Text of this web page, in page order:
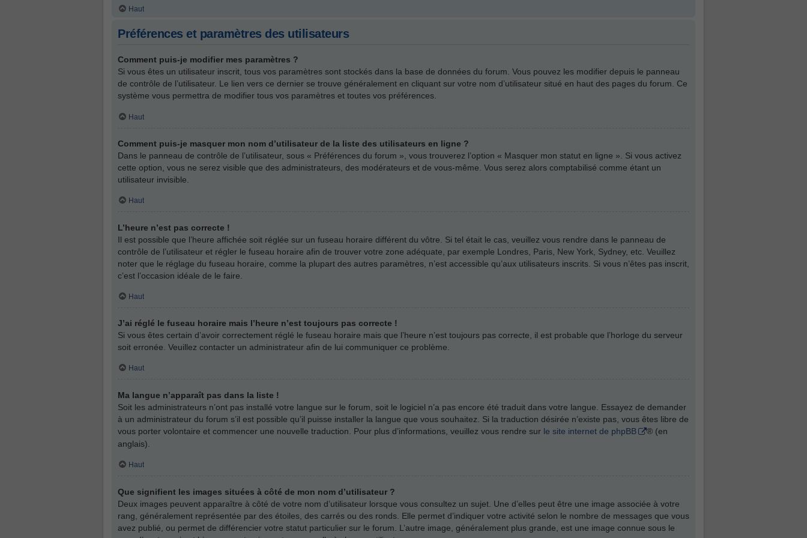
Haut
Préférences et paramètres des utilisateurs
Comment puis-je modifier mes paramètres ?
Si vous êtes un utilisateur inscrit, tous vos paramètres sont stockés dans la base de données du forum. Vous pouvez les modifier depuis le panneau
de contrôle de l’utilisateur. Le lien vers ce dernier se trouve généralement en cliquant sur votre nom d’utilisateur situé en haut des pages du forum. Ce
système vous permettra de modifier tous vos paramètres et toutes vos préférences.
Haut
Comment puis-je masquer mon nom d’utilisateur de la liste des utilisateurs en ligne ?
Dans le panneau de contrôle de l’utilisateur, sous « Préférences du forum », vous trouverez l’option « Masquer mon statut en ligne ». Si vous activez
cette option, vous ne serez visible que des administrateurs, des modérateurs et de vous-même. Vous serez alors comptabilisé comme étant un
utilisateur invisible.
Haut
L’heure n’est pas correcte !
Il est possible que l’heure affichée soit réglée sur un fuseau horaire différent du vôtre. Si tel était le cas, veuillez vous rendre dans le panneau de
contrôle de l’utilisateur et régler le fuseau horaire afin de trouver votre zone adéquate, par exemple Londres, Paris, New York, Sydney, etc. Veuillez
noter que le réglage du fuseau horaire, comme la plupart des autres paramètres, n’est accessible qu’aux utilisateurs inscrits. Si vous n’êtes pas inscrit,
c’est l’occasion idéale de le faire.
Haut
J’ai réglé le fuseau horaire mais l’heure n’est toujours pas correcte !
Si vous êtes certain d’avoir correctement réglé le fuseau horaire mais que l’heure n’est toujours pas correcte, il est probable que l’horloge du serveur
soit erronée. Veuillez contacter un administrateur afin de lui communiquer ce problème.
Haut
Ma langue n’apparaît pas dans la liste !
Soit les administrateurs n’ont pas installé votre langue sur le forum, soit le logiciel n’a pas encore été traduit dans votre langue. Essayez de demander
à un administrateur du forum s’il est possible qu’il puisse installer la langue que vous souhaitez. Si la traduction désirée n’existe pas, vous êtes libre de
vous porter volontaire et commencer une nouvelle traduction. Pour plus d’informations, veuillez vous rendre sur le site internet de phpBB
® (en
anglais).
Haut
Que signifient les images situées à côté de mon nom d’utilisateur ?
Deux images peuvent apparaître à côté de votre nom d’utilisateur lorsque vous consultez un sujet. Une d’elles peut être une image associée à votre
rang, généralement représentée par des étoiles, des carrés ou des ronds. Elle permet d’indiquer votre activité selon le nombre de messages que vous
avez publié, ou permet de différencier votre statut particulier sur le forum. L’autre image, généralement plus grande, est une image connue sous le